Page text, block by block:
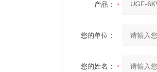
产品：
您的单位：
您的姓名：